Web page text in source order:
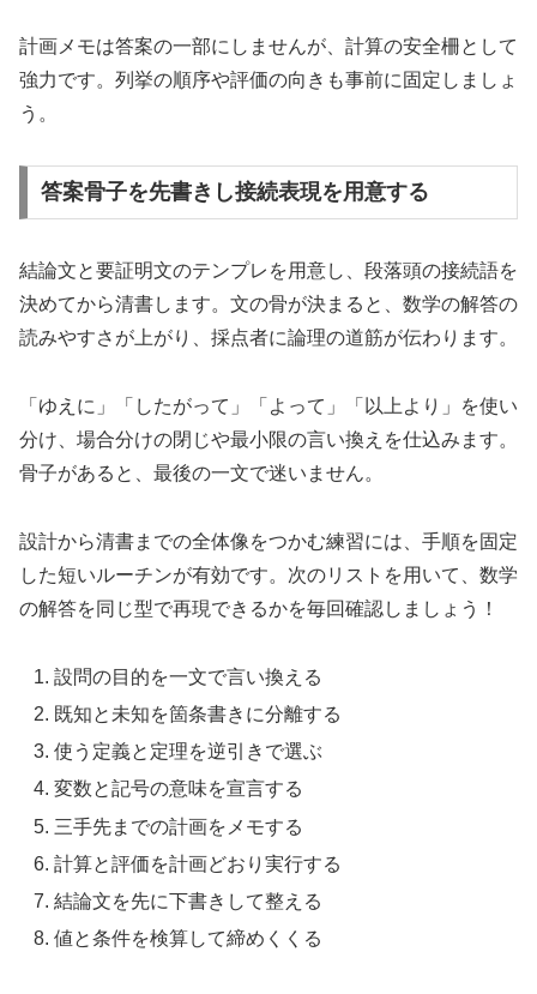
計画メモは答案の一部にしませんが、計算の安全柵として
強力です。列挙の順序や評価の向きも事前に固定しましょ
う。
答案骨子を先書きし接続表現を用意する
結論文と要証明文のテンプレを用意し、段落頭の接続語を
決めてから清書します。文の骨が決まると、数学の解答の
読みやすさが上がり、採点者に論理の道筋が伝わります。
「ゆえに」「したがって」「よって」「以上より」を使い
分け、場合分けの閉じや最小限の言い換えを仕込みます。
骨子があると、最後の一文で迷いません。
設計から清書までの全体像をつかむ練習には、手順を固定
した短いルーチンが有効です。次のリストを用いて、数学
の解答を同じ型で再現できるかを毎回確認しましょう！
設問の目的を一文で言い換える
既知と未知を箇条書きに分離する
使う定義と定理を逆引きで選ぶ
変数と記号の意味を宣言する
三手先までの計画をメモする
計算と評価を計画どおり実行する
結論文を先に下書きして整える
値と条件を検算して締めくくる